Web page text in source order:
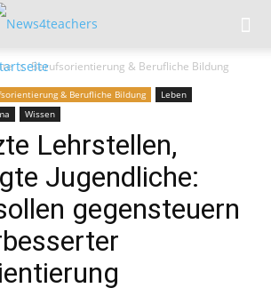
Berufsorientierung & Berufliche Bildung
& Berufliche Bildung
Leben
Wissen
Lehrstellen,
Jugendliche:
gegensteuern